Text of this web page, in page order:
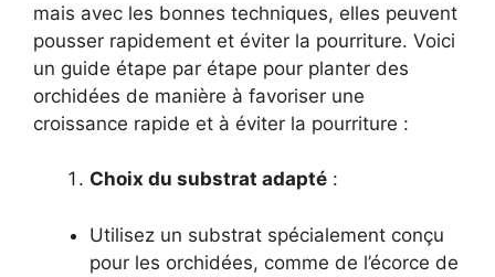
mais avec les bonnes techniques, elles peuvent
pousser rapidement et éviter la pourriture. Voici
un guide étape par étape pour planter des
orchidées de manière à favoriser une
croissance rapide et à éviter la pourriture :
Choix du substrat adapté :
Utilisez un substrat spécialement conçu
pour les orchidées, comme de l’écorce de